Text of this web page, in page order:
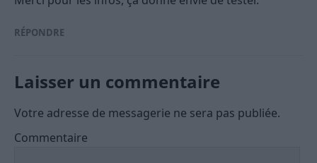
RÉPONDRE
Laisser un commentaire
Votre adresse de messagerie ne sera pas publiée.
Commentaire